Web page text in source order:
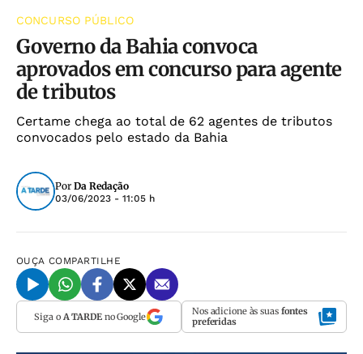
CONCURSO PÚBLICO
Governo da Bahia convoca
aprovados em concurso para agente
de tributos
Certame chega ao total de 62 agentes de tributos
convocados pelo estado da Bahia
Por Da Redação
03/06/2023 - 11:05 h
OUÇA COMPARTILHE
Siga o A TARDEno Google Nos adicione às suas fontes
preferidas